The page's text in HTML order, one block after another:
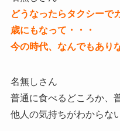
どうなったらタクシーで
歳にもなって・・・
今の時代、なんでもあり
名無しさん
普通に食べるどころか、
他人の気持ちがわからな